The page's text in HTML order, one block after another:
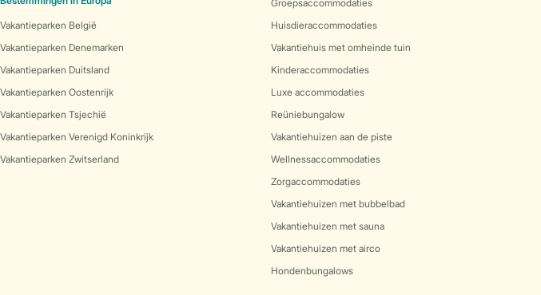
Vakantieparken België
Vakantieparken Denemarken
Vakantieparken Duitsland
Vakantieparken Oostenrijk
Vakantieparken Tsjechië
Vakantieparken Verenigd Koninkrijk
Vakantieparken Zwitserland
Groepsaccommodaties
Huisdieraccommodaties
Vakantiehuis met omheinde tuin
Kinderaccommodaties
Luxe accommodaties
Reüniebungalow
Vakantiehuizen aan de piste
Wellnessaccommodaties
Zorgaccommodaties
Vakantiehuizen met bubbelbad
Vakantiehuizen met sauna
Vakantiehuizen met airco
Hondenbungalows